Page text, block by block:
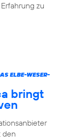
zu
ELBE-WESER-
bringt
den